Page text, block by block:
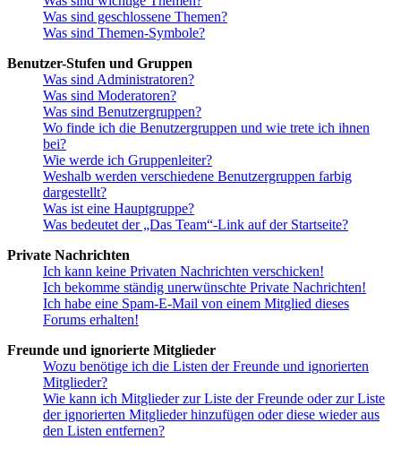
Was sind geschlossene Themen?
Was sind Themen-Symbole?
Benutzer-Stufen und Gruppen
Was sind Administratoren?
Was sind Moderatoren?
Was sind Benutzergruppen?
Wo finde ich die Benutzergruppen und wie trete ich ihnen
bei?
Wie werde ich Gruppenleiter?
Weshalb werden verschiedene Benutzergruppen farbig
dargestellt?
Was ist eine Hauptgruppe?
Was bedeutet der „Das Team“-Link auf der Startseite?
Private Nachrichten
Ich kann keine Privaten Nachrichten verschicken!
Ich bekomme ständig unerwünschte Private Nachrichten!
Ich habe eine Spam-E-Mail von einem Mitglied dieses
Forums erhalten!
Freunde und ignorierte Mitglieder
Wozu benötige ich die Listen der Freunde und ignorierten
Mitglieder?
Wie kann ich Mitglieder zur Liste der Freunde oder zur Liste
der ignorierten Mitglieder hinzufügen oder diese wieder aus
den Listen entfernen?